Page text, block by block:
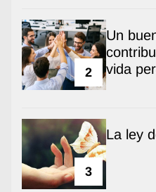
2
Un
vida
3
La ley